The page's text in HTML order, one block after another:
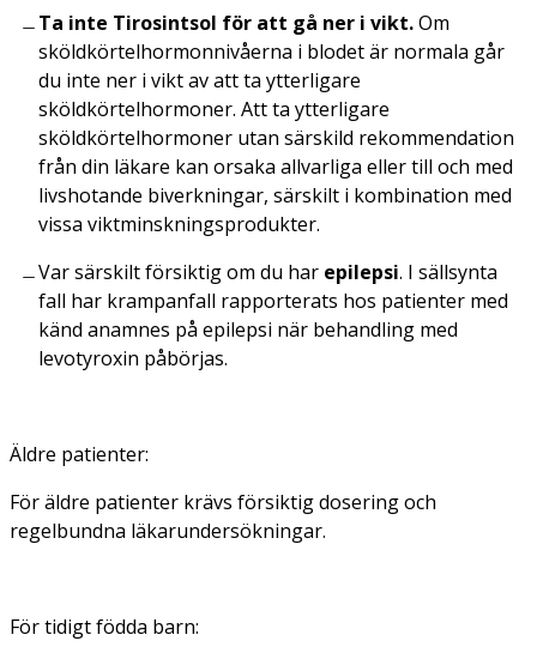
Ta inte Tirosintsol för att gå ner i vikt.Om
sköldkörtelhormonnivåerna i blodet är normala går
du inte ner i vikt av att ta ytterligare
sköldkörtelhormoner. Att ta ytterligare
sköldkörtelhormoner utan särskild rekommendation
från din läkare kan orsaka allvarliga eller till och med
livshotande biverkningar, särskilt i kombination med
vissa viktminskningsprodukter.
Var särskilt försiktig om du har epilepsi. I sällsynta
fall har krampanfall rapporterats hos patienter med
känd anamnes på epilepsi när behandling med
levotyroxin påbörjas.
Äldre patienter:
För äldre patienter krävs försiktig dosering och
regelbundna läkarundersökningar.
För tidigt födda barn: